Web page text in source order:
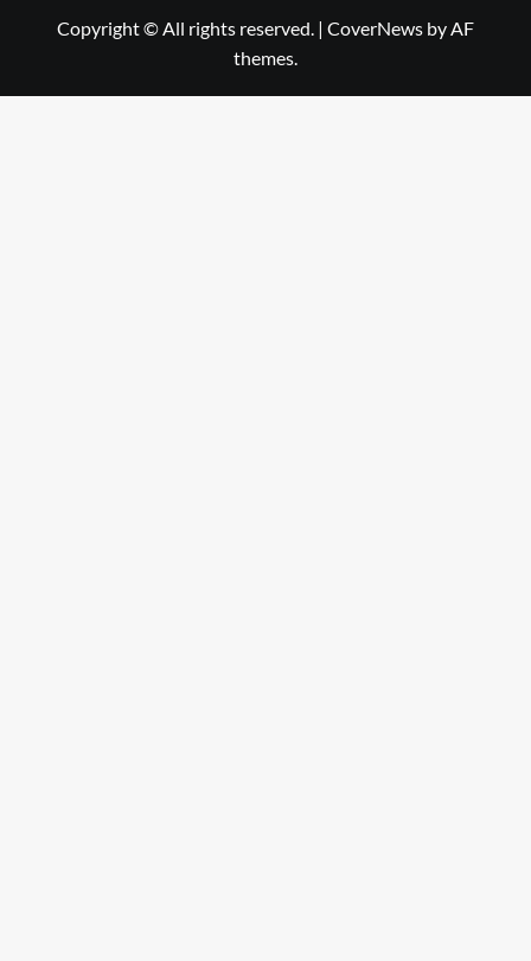
Copyright © All rights reserved. | CoverNews by AF
themes.